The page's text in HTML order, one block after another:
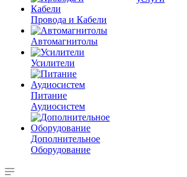
Провода и Кабели
Автомагнитолы
Усилители
Питание
Аудиосистем
Дополнительное
Оборудование